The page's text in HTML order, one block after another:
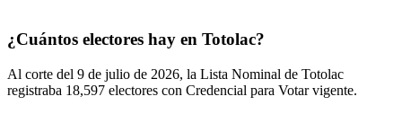
¿Cuántos electores hay en Totolac?
Al corte del 9 de julio de 2026, la Lista Nominal de Totolac
registraba 18,597 electores con Credencial para Votar vigente.